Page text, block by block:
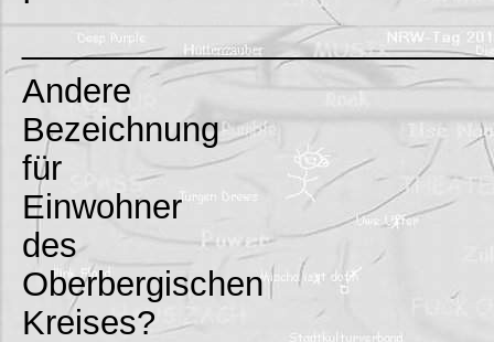
Andere
Bezeichnung
für
Einwohner
des
Oberbergischen
Kreises?